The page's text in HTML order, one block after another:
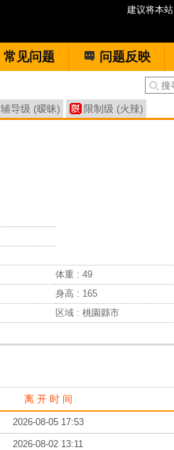
建议将本站
常见问题 问题反映
辅导级 (暧昧) 限制级 (火辣)
体重 : 49
身高 : 165
区域 : 桃園縣市
离 开 时 间
2026-08-05 17:53
2026-08-02 13:11